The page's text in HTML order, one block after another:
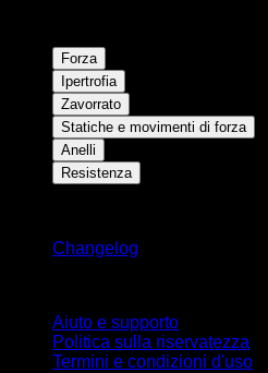
Forza
Ipertrofia
Zavorrato
Statiche e movimenti di forza
Anelli
Resistenza
Changelog
Aiuto e supporto
Politica sulla riservatezza
Termini e condizioni d'uso